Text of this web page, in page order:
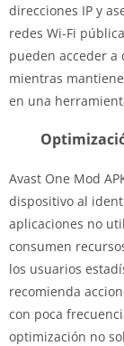
direcciones IP y
redes Wi-Fi
pueden acceder
mientras
en una
Avast One Mod
dispositivo al
aplicaciones no
consumen
los usuarios
recomienda
con poca
optimización no